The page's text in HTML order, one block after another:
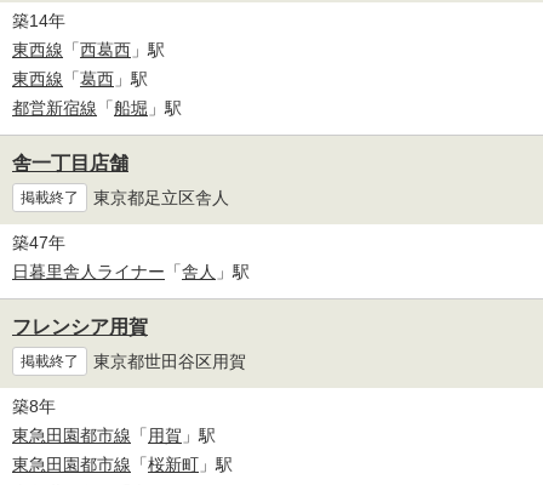
築14年
東西線 「西葛西 」駅
東西線 「葛西 」駅
都営新宿線 「船堀 」駅
舎一丁目店舗
掲載終了 東京都足立区舎人
築47年
日暮里舎人ライナー 「舎人 」駅
フレンシア用賀
掲載終了 東京都世田谷区用賀
築8年
東急田園都市線 「用賀 」駅
東急田園都市線 「桜新町 」駅